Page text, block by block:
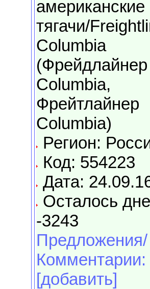
американские
тягачи/
Columbia
(Фрейдлайнер
Columbia,
Фрейтлайнер
Columbia)
Регион:
Код: 554223
Дата:
Осталось
-3243
Предложения/
Комментарии:
[добавить]